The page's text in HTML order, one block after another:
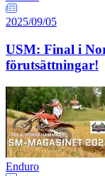
2025/09/05
USM: Final i
förutsättningar!
Enduro